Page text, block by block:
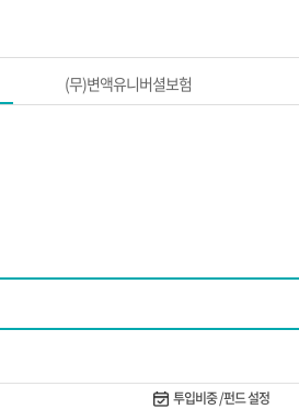
(무)변액유니버셜보험
투입비중 /펀드 설정